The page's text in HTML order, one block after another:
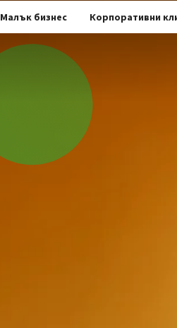
Малък бизнес Корпоративни